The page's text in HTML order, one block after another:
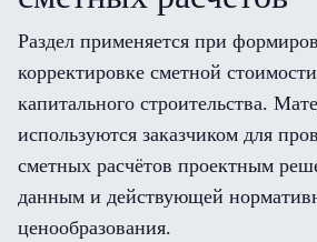
Раздел применяется при
корректировке сметной
капитального строительства.
используются заказчиком для
сметных расчётов проектным
данным и действующей
ценообразования.